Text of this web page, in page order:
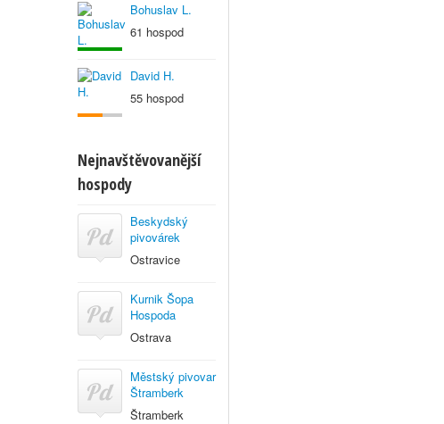
Bohuslav L.
61 hospod
David H.
55 hospod
Nejnavštěvovanější
hospody
Beskydský
pivovárek
Ostravice
Kurnik Šopa
Hospoda
Ostrava
Městský pivovar
Štramberk
Štramberk